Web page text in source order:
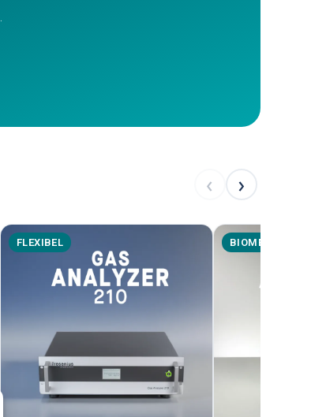
‹ ›
FLEXIBEL BIOMETHAN